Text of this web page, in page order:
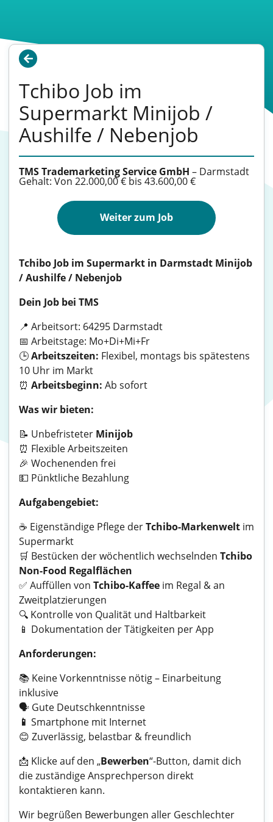
Tchibo Job im
Supermarkt Minijob /
Aushilfe / Nebenjob
TMS Trademarketing Service GmbH – Darmstadt
Gehalt: Von 22.000,00 € bis 43.600,00 €
Weiter zum Job
Tchibo Job im Supermarkt in Darmstadt Minijob
/ Aushilfe / Nebenjob
Dein Job bei TMS
📍 Arbeitsort: 64295 Darmstadt
📅 Arbeitstage: Mo+Di+Mi+Fr
🕒Arbeitszeiten: Flexibel, montags bis spätestens
10 Uhr im Markt
⏰ Arbeitsbeginn: Ab sofort
Was wir bieten:
📝 Unbefristeter Minijob
⏰ Flexible Arbeitszeiten
🎉 Wochenenden frei
💵 Pünktliche Bezahlung
Aufgabengebiet:
☕ Eigenständige Pflege derTchibo-Markenwelt im
Supermarkt
🛒 Bestücken der wöchentlich wechselnden Tchibo
Non-Food Regalflächen
✅ Auffüllen von Tchibo-Kaffee im Regal & an
Zweitplatzierungen
🔍 Kontrolle von Qualität und Haltbarkeit
📱 Dokumentation der Tätigkeiten per App
Anforderungen:
📚 Keine Vorkenntnisse nötig – Einarbeitung
inklusive
🗣️ Gute Deutschkenntnisse
📱 Smartphone mit Internet
😊 Zuverlässig, belastbar & freundlich
📩 Klicke auf den „Bewerben“-Button, damit dich
die zuständige Ansprechperson direkt
kontaktieren kann.
Wir begrüßen Bewerbungen aller Geschlechter